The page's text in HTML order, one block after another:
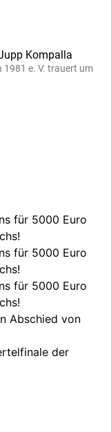
Kompalla
1981 e. V. trauert um
für 5000 Euro
für 5000 Euro
für 5000 Euro
Abschied von
der